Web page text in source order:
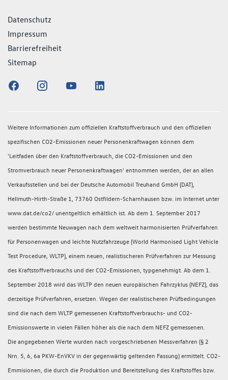
Datenschutz
Impressum
Barrierefreiheit
Sitemap
Weitere Informationen zum offiziellen Kraftstoffverbrauch und den offiziellen
spezifischen CO2-Emissionen neuer Personenkraftwagen können dem
'Leitfaden über den Kraftstoffverbrauch, die CO2-Emissionen und den
Stromverbrauch neuer Personenkraftwagen' entnommen werden, der an allen
Verkaufsstellen und bei der Deutsche Automobil Treuhand GmbH (DAT),
Hellmuth-Hirth-Straße 1, 73760 Ostfildern-Scharnhausen bzw. im Internet unter
www.dat.de/co2/ unentgeltlich erhältlich ist. Ab dem 1. September 2017
werden bestimmte Neuwagen nach dem weltweit harmonisierten Prüfverfahren
für Personenwagen und leichte Nutzfahrzeuge (World Harmonised Light Vehicle
Test Procedure, WLTP), einem neuen, realistischeren Prüfverfahren zur Messung
des Kraftstoffverbrauchs und der CO2-Emissionen, typgenehmigt. Ab dem 1.
September 2018 wird das WLTP den neuen europäischen Fahrzyklus (NEFZ), das
derzeitige Prüfverfahren, ersetzen. Wegen der realistischeren Prüfbedingungen
sind die nach dem WLTP gemessenen Kraftstoffverbrauchs- und CO2-
Emissionswerte in vielen Fällen höher als die nach dem NEFZ gemessenen.
Die angegebenen Werte wurden nach vorgeschriebenen Messverfahren (§ 2
Nrn. 5, 6, 6a PKW-EnVKV in der gegenwärtig geltenden Fassung) ermittelt. CO2-
Emmisionen, die durch die Produktion und Bereitstellung des Kraftstoffes bzw.